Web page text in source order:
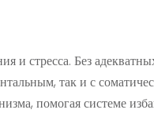
и стресса. Без
так и с
помогая системе